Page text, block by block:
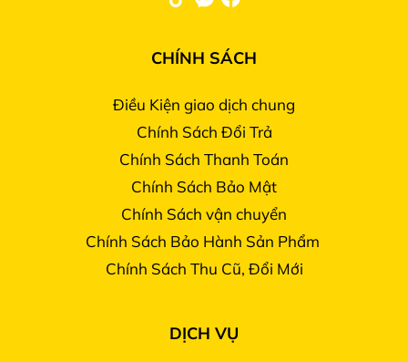
CHÍNH SÁCH
Điều Kiện giao dịch chung
Chính Sách Đổi Trả
Chính Sách Thanh Toán
Chính Sách Bảo Mật
Chính Sách vận chuyển
Chính Sách Bảo Hành Sản Phẩm
Chính Sách Thu Cũ, Đổi Mới
DỊCH VỤ